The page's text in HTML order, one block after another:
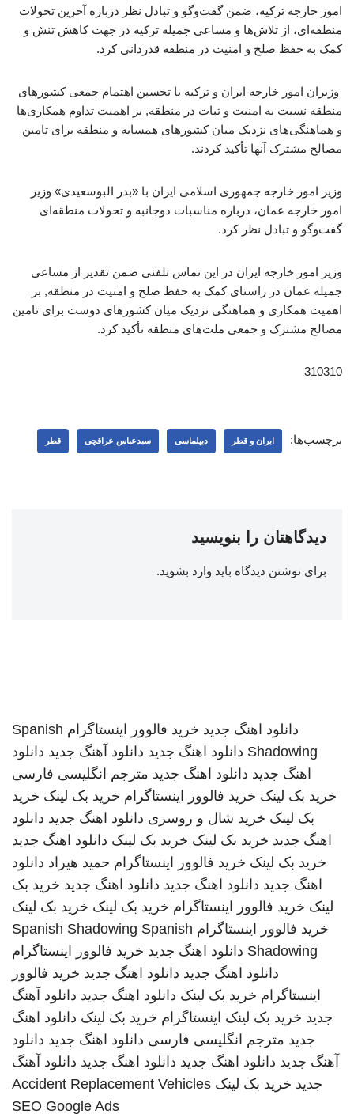
امور خارجه ترکیه، ضمن گفت‌وگو و تبادل نظر درباره آخرین تحولات
منطقه‌ای، از تلاش‌ها و مساعی جمیله ترکیه در جهت کاهش تنش و
کمک به حفظ صلح و امنیت در منطقه قدردانی کرد.
وزیران امور خارجه ایران و ترکیه با تحسین اهتمام جمعی کشورهای
منطقه نسبت به امنیت و ثبات در منطقه‌, بر اهمیت تداوم همکاری‌ها
و هماهنگی‌های نزدیک میان کشورهای همسایه و منطقه برای تامین
مصالح مشترک آنها تأکید کردند.
وزیر امور خارجه جمهوری اسلامی ایران با «بدر البوسعیدی» وزیر
امور خارجه عمان، درباره مناسبات دوجانبه و تحولات منطقه‌ای
گفت‌وگو و تبادل نظر کرد.
وزیر امور خارجه ایران در این تماس تلفنی ضمن تقدیر از مساعی
جمیله عمان در راستای کمک به حفظ صلح و امنیت در منطقه, بر
اهمیت همکاری‌ و هماهنگی‌ نزدیک میان کشورهای دوست برای تامین
مصالح مشترک و جمعی ملت‌های منطقه تأکید کرد.
310310
برچسب‌ها: ایران و قطر دیپلماسی سیدعباس عراقچی قطر
دیدگاهتان را بنویسید
برای نوشتن دیدگاه باید وارد بشوید.
دانلود اهنگ جدید خرید فالوور اینستاگرام Spanish
Shadowing دانلود اهنگ جدید دانلود آهنگ جدید دانلود
اهنگ جدید دانلود اهنگ جدید مترجم انگلیسی فارسی
خرید بک لینک خرید فالوور اینستاگرام خرید بک لینک خرید
بک لینک خرید شال و روسری دانلود اهنگ جدید دانلود
اهنگ جدید خرید بک لینک خرید بک لینک دانلود اهنگ جدید
خرید بک لینک خرید فالوور اینستاگرام حمید هیراد دانلود
اهنگ جدید دانلود اهنگ جدید دانلود اهنگ جدید خرید بک
لینک خرید فالوور اینستاگرام خرید بک لینک خرید بک لینک
خرید فالوور اینستاگرام
Spanish Shadowing Spanish
Shadowing دانلود اهنگ جدید خرید فالوور اینستاگرام
دانلود اهنگ جدید دانلود اهنگ جدید خرید فالوور
اینستاگرام خرید بک لینک دانلود اهنگ جدید دانلود آهنگ
جدید خرید بک لینک اینستاگرام خرید بک لینک دانلود اهنگ
جدید مترجم انگلیسی فارسی دانلود اهنگ جدید دانلود
آهنگ جدید دانلود اهنگ جدید دانلود اهنگ جدید دانلود آهنگ
جدید خرید بک لینک Accident Replacement Vehicles
SEO Google Ads